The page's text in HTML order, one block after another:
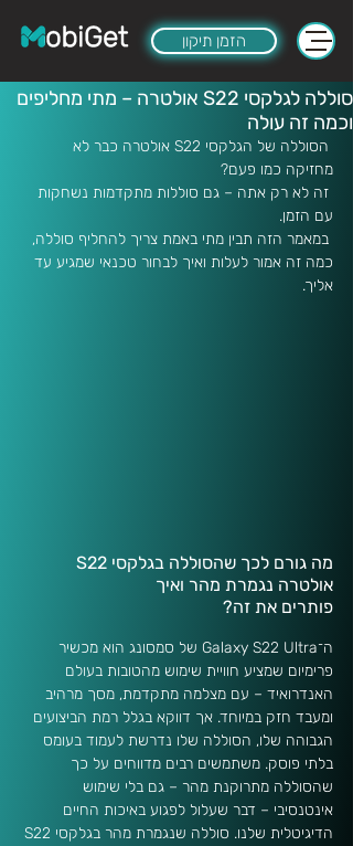
הזמן תיקון
סוללה לגלקסי S22 אולטרה – מתי מחליפים
וכמה זה עולה
הסוללה של הגלקסי S22 אולטרה כבר לא
מחזיקה כמו פעם?
זה לא רק אתה – גם סוללות מתקדמות נשחקות
עם הזמן.
במאמר הזה תבין מתי באמת צריך להחליף סוללה,
כמה זה אמור לעלות ואיך לבחור טכנאי שמגיע עד
אליך.
אולטרה נגמרת מהר ואיך
פותרים את זה?
ה־Galaxy S22 Ultra של סמסונג הוא מכשיר
פרימיום שמציע חוויית שימוש מהטובות בעולם
האנדרואיד – עם מצלמה מתקדמת, מסך מרהיב
ומעבד חזק במיוחד. אך דווקא בגלל רמת הביצועים
הגבוהה שלו, הסוללה שלו נדרשת לעמוד בעומס
בלתי פוסק. משתמשים רבים מדווחים על כך
שהסוללה מתרוקנת מהר – גם בלי שימוש
אינטנסיבי – דבר שעלול לפגוע באיכות החיים